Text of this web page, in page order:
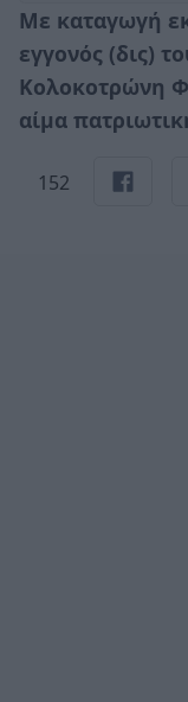
Με καταγωγή
εγγονός (δις)
Κολοκοτρώνη
αίμα
152